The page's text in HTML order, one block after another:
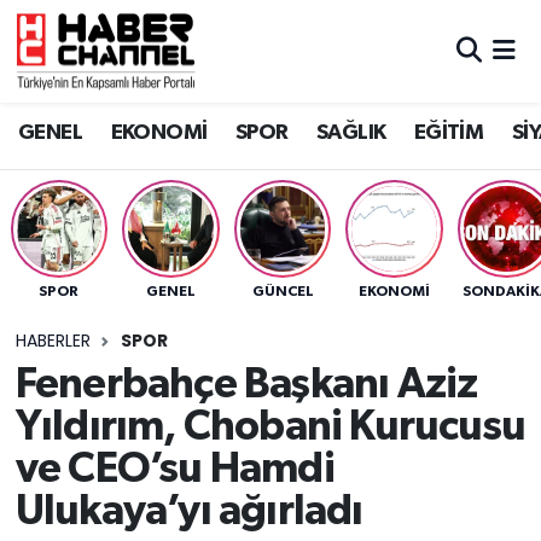
GENEL EKONOMİ SPOR SAĞLIK EĞİTİM
SPOR GENEL GÜNCEL EKONOMİ
HABERLER SPOR
Fenerbahçe Başkanı Aziz
Yıldırım, Chobani Kurucusu
ve CEO’su Hamdi
Ulukaya’yı ağırladı
GENEL
SPOR
SAĞLIK
EĞİTİM
SİYASET
MAGAZİN
Nöbetçi Eczaneler
Trafik Durumu
Süper Lig Puan Durumu ve Fikstür
Tüm Manşetler
Son Dakika Haberleri
Haber Arşivi